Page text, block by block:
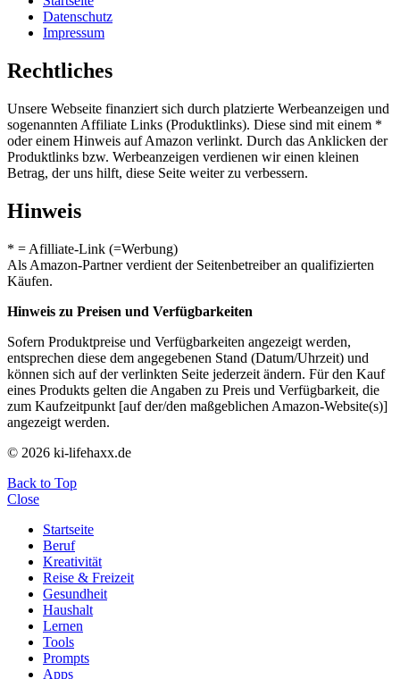
Datenschutz
Impressum
Rechtliches
Unsere Webseite finanziert sich durch platzierte Werbeanzeigen und
sogenannten Affiliate Links (Produktlinks). Diese sind mit einem *
oder einem Hinweis auf Amazon verlinkt. Durch das Anklicken der
Produktlinks bzw. Werbeanzeigen verdienen wir einen kleinen
Betrag, der uns hilft, diese Seite weiter zu verbessern.
Hinweis
* = Afilliate-Link (=Werbung)
Als Amazon-Partner verdient der Seitenbetreiber an qualifizierten
Käufen.
Hinweis zu Preisen und Verfügbarkeiten
Sofern Produktpreise und Verfügbarkeiten angezeigt werden,
entsprechen diese dem angegebenen Stand (Datum/Uhrzeit) und
können sich auf der verlinkten Seite jederzeit ändern. Für den Kauf
eines Produkts gelten die Angaben zu Preis und Verfügbarkeit, die
zum Kaufzeitpunkt [auf der/den maßgeblichen Amazon-Website(s)]
angezeigt werden.
© 2026 ki-lifehaxx.de
Back to Top
Close
Startseite
Beruf
Kreativität
Reise & Freizeit
Gesundheit
Haushalt
Lernen
Tools
Prompts
Apps